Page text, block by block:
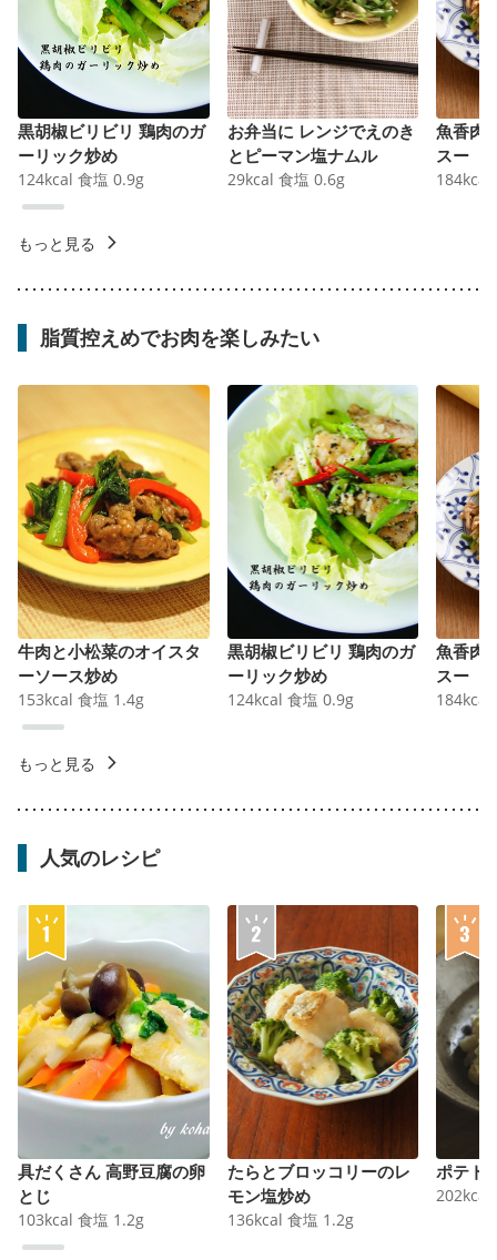
黒胡椒ビリビリ 鶏肉のガ
ーリック炒め
124kcal 食塩 0.9g
お弁当に レンジでえのき
とピーマン塩ナムル
29kcal 食塩 0.6g
魚香肉
スー
184kcal
もっと見る
脂質控えめでお肉を楽しみたい
牛肉と小松菜のオイスタ
ーソース炒め
153kcal 食塩 1.4g
黒胡椒ビリビリ 鶏肉のガ
ーリック炒め
124kcal 食塩 0.9g
魚香肉
スー
184kcal
もっと見る
人気のレシピ
具だくさん 高野豆腐の卵
とじ
103kcal 食塩 1.2g
たらとブロッコリーのレ
モン塩炒め
136kcal 食塩 1.2g
ポテト
202kcal